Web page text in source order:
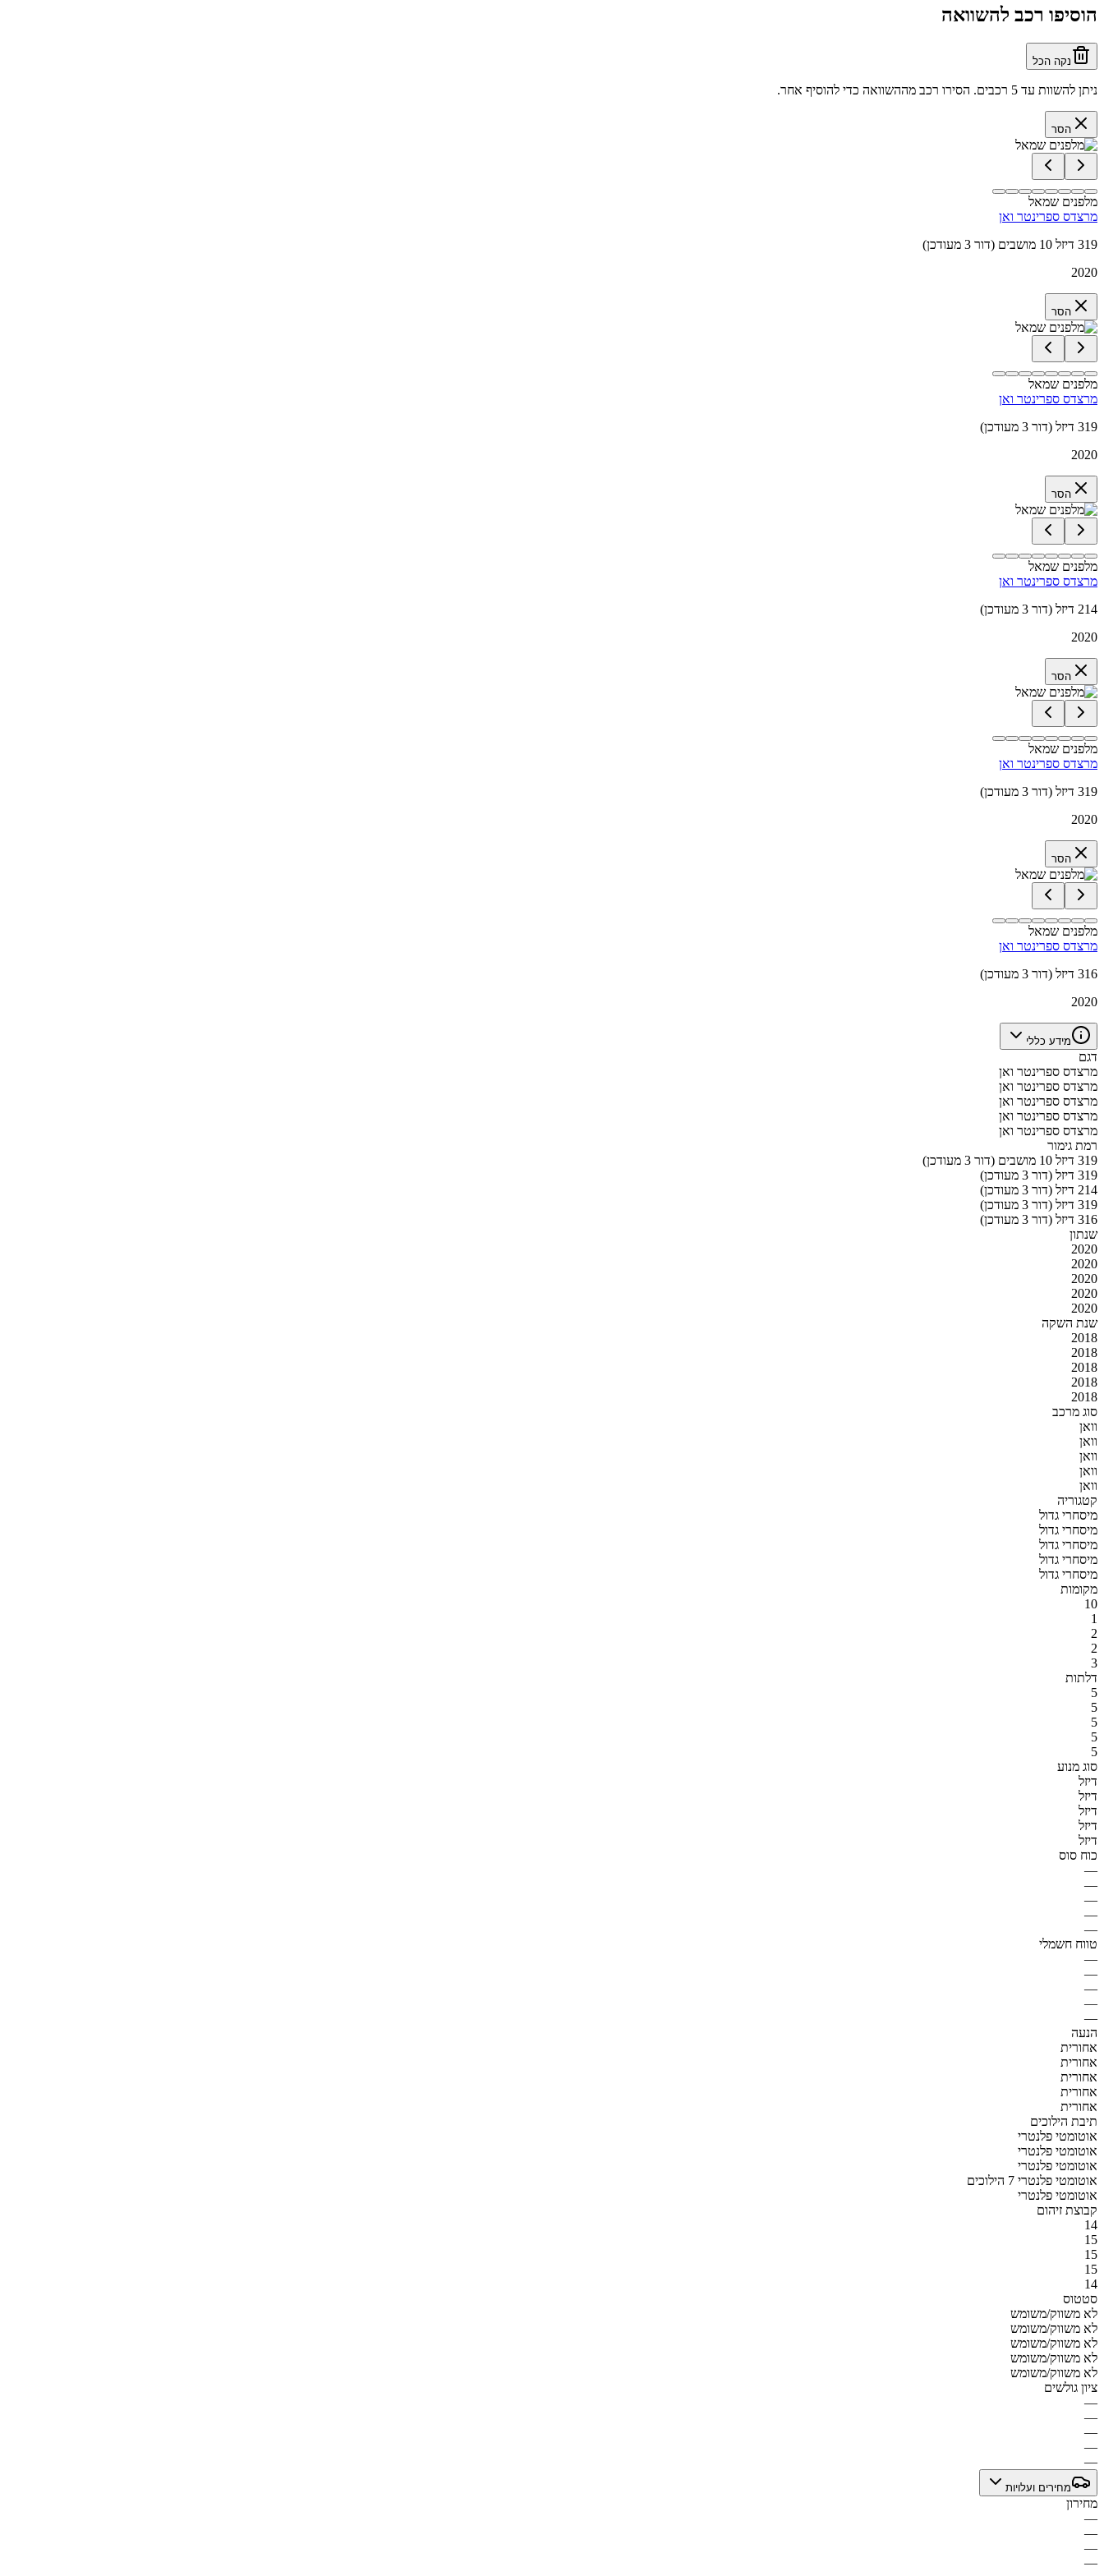
הוסיפו רכב להשוואה
נקה הכל
ניתן להשוות עד 5 רכבים. הסירו רכב מההשוואה כדי להוסיף אחר.
הסר
מלפנים שמאל
מרצדס ספרינטר ואן
319 דיזל 10 מושבים (דור 3 מעודכן)
2020
הסר
מלפנים שמאל
מרצדס ספרינטר ואן
319 דיזל (דור 3 מעודכן)
2020
הסר
מלפנים שמאל
מרצדס ספרינטר ואן
214 דיזל (דור 3 מעודכן)
2020
הסר
מלפנים שמאל
מרצדס ספרינטר ואן
319 דיזל (דור 3 מעודכן)
2020
הסר
מלפנים שמאל
מרצדס ספרינטר ואן
316 דיזל (דור 3 מעודכן)
2020
מידע כללי
דגם
מרצדס ספרינטר ואן
מרצדס ספרינטר ואן
מרצדס ספרינטר ואן
מרצדס ספרינטר ואן
מרצדס ספרינטר ואן
רמת גימור
319 דיזל 10 מושבים (דור 3 מעודכן)
319 דיזל (דור 3 מעודכן)
214 דיזל (דור 3 מעודכן)
319 דיזל (דור 3 מעודכן)
316 דיזל (דור 3 מעודכן)
שנתון
2020
2020
2020
2020
2020
שנת השקה
2018
2018
2018
2018
2018
סוג מרכב
וואן
וואן
וואן
וואן
וואן
קטגוריה
מיסחרי גדול
מיסחרי גדול
מיסחרי גדול
מיסחרי גדול
מיסחרי גדול
מקומות
10
1
2
2
3
דלתות
5
5
5
5
5
סוג מנוע
דיזל
דיזל
דיזל
דיזל
דיזל
כוח סוס
—
—
—
—
—
טווח חשמלי
—
—
—
—
—
הנעה
אחורית
אחורית
אחורית
אחורית
אחורית
תיבת הילוכים
אוטומטי פלנטרי
אוטומטי פלנטרי
אוטומטי פלנטרי
אוטומטי פלנטרי 7 הילוכים
אוטומטי פלנטרי
קבוצת זיהום
14
15
15
15
14
סטטוס
לא משווק/משומש
לא משווק/משומש
לא משווק/משומש
לא משווק/משומש
לא משווק/משומש
ציון גולשים
—
—
—
—
—
מחירים ועלויות
מחירון
—
—
—
—